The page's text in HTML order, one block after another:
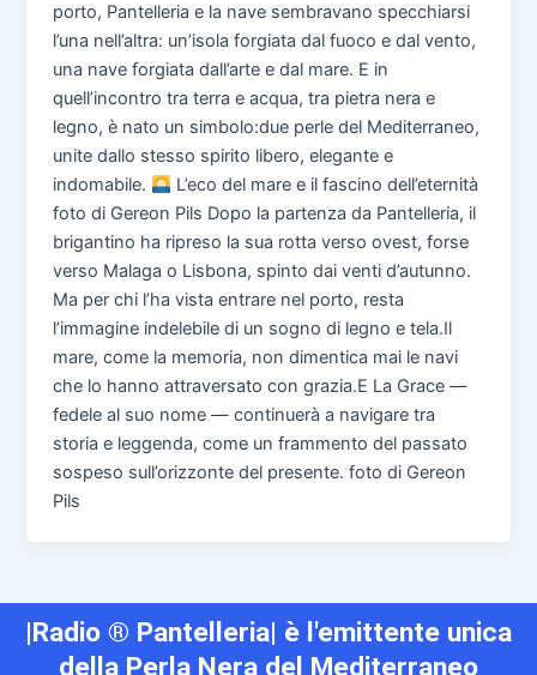
porto, Pantelleria e la nave sembravano specchiarsi
l’una nell’altra: un’isola forgiata dal fuoco e dal vento,
una nave forgiata dall’arte e dal mare. E in
quell’incontro tra terra e acqua, tra pietra nera e
legno, è nato un simbolo:due perle del Mediterraneo,
unite dallo stesso spirito libero, elegante e
indomabile.
L’eco del mare e il fascino dell’eternità
foto di Gereon Pils Dopo la partenza da Pantelleria, il
brigantino ha ripreso la sua rotta verso ovest, forse
verso Malaga o Lisbona, spinto dai venti d’autunno.
Ma per chi l’ha vista entrare nel porto, resta
l’immagine indelebile di un sogno di legno e tela.Il
mare, come la memoria, non dimentica mai le navi
che lo hanno attraversato con grazia.E La Grace —
fedele al suo nome — continuerà a navigare tra
storia e leggenda, come un frammento del passato
sospeso sull’orizzonte del presente. foto di Gereon
Pils
|Radio ® Pantelleria| è l'emittente unica
della Perla Nera del Mediterraneo